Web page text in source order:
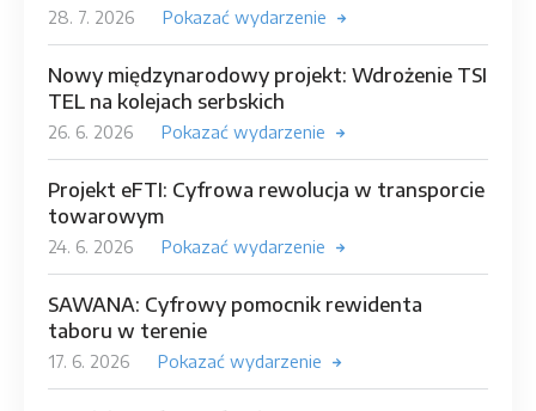
28. 7. 2026 Pokazać wydarzenie
Nowy międzynarodowy projekt: Wdrożenie TSI
TEL na kolejach serbskich
26. 6. 2026 Pokazać wydarzenie
Projekt eFTI: Cyfrowa rewolucja w transporcie
towarowym
24. 6. 2026 Pokazać wydarzenie
SAWANA: Cyfrowy pomocnik rewidenta
taboru w terenie
17. 6. 2026 Pokazać wydarzenie